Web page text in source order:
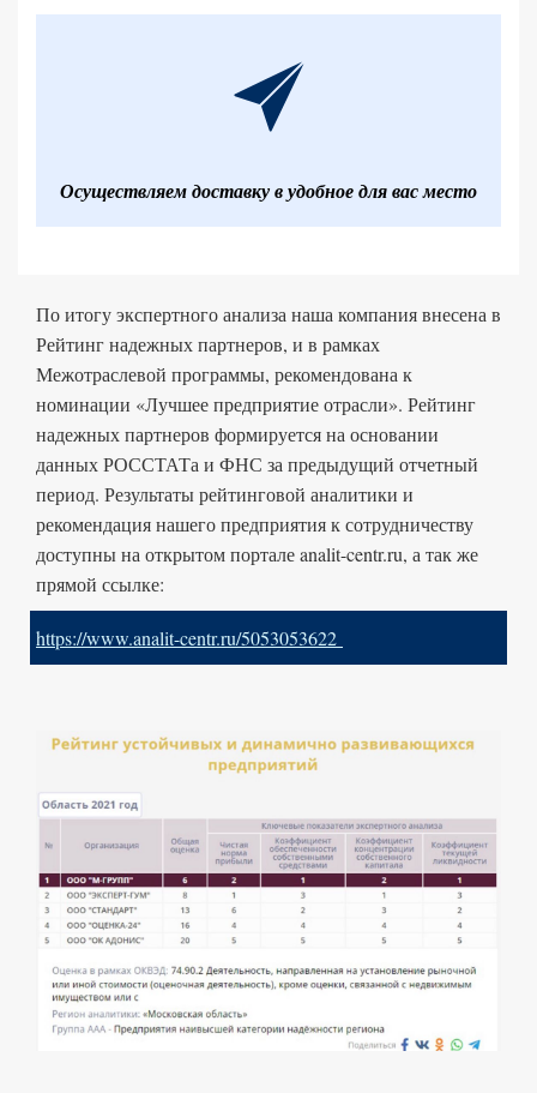
Осуществляем доставку в удобное для вас место
По итогу экспертного анализа наша компания внесена в
Рейтинг надежных партнеров, и в рамках
Межотраслевой программы, рекомендована к
номинации «Лучшее предприятие отрасли». Рейтинг
надежных партнеров формируется на основании
данных РОССТАТа и ФНС за предыдущий отчетный
период. Результаты рейтинговой аналитики и
рекомендация нашего предприятия к сотрудничеству
доступны на открытом портале analit-centr.ru, а так же
прямой ссылке:
https://www.analit-centr.ru/5053053622